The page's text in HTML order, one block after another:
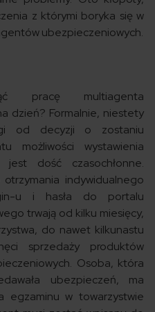
z którymi boryka się w
ubezpieczeniowych.
pracę multiagenta
dzień? Formalnie, niestety
od decyzji o zostaniu
możliwości wystawienia
dość czasochłonne.
indywidualnego
u i hasła do portalu
trwają od kilku miesięcy,
do nawet kilkunastu
sprzedaży produktów
Osoba, która
ubezpieczeń, ma
egzaminu w towarzystwie